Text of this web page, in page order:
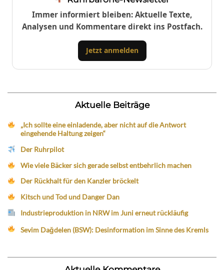
Immer informiert bleiben: Aktuelle Texte,
Analysen und Kommentare direkt ins Postfach.
Jetzt anmelden
Aktuelle Beiträge
„Ich sollte eine einladende, aber nicht auf die Antwort
eingehende Haltung zeigen“
Der Ruhrpilot
Wie viele Bäcker sich gerade selbst entbehrlich machen
Der Rückhalt für den Kanzler bröckelt
Kitsch und Tod und Danger Dan
Industrieproduktion in NRW im Juni erneut rückläufig
Sevim Dağdelen (BSW): Desinformation im Sinne des Kremls